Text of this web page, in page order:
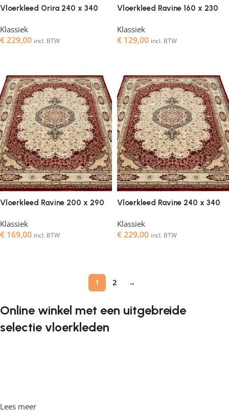
Vloerkleed Orira 240 x 340
Klassiek
€ 229,00 incl. BTW
Vloerkleed Ravine 160 x 230
Klassiek
€ 129,00 incl. BTW
Vloerkleed Ravine 200 x 290
Klassiek
€ 169,00 incl. BTW
Vloerkleed Ravine 240 x 340
Klassiek
€ 229,00 incl. BTW
1 2 →
Online winkel met een uitgebreide
selectie vloerkleden
bestellen in een online winkel, waar ze in hun vrije tijd
Lees meer